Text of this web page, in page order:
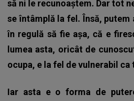
să ni le recunoaștem. Dar tot
se întâmplă la fel. Însă,
în regulă să fie așa, că e
lumea asta, oricât de
ocupa, e la fel de vulnerabil
Iar asta e o forma de